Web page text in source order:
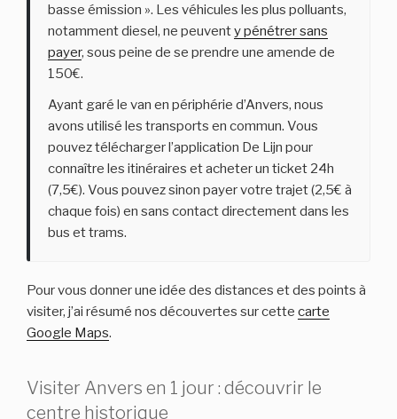
basse émission ». Les véhicules les plus polluants,
notamment diesel, ne peuventy pénétrer sans
payer, sous peine de se prendre une amende de
150€.
Ayant garé le van en périphérie d’Anvers, nous
avons utilisé les transports en commun. Vous
pouvez télécharger l’application De Lijn pour
connaître les itinéraires et acheter un ticket 24h
(7,5€). Vous pouvez sinon payer votre trajet (2,5€ à
chaque fois) en sans contact directement dans les
bus et trams.
Pour vous donner une idée des distances et des points à
visiter, j’ai résumé nos découvertes sur cette carte
Google Maps.
Visiter Anvers en 1 jour : découvrir le
centre historique